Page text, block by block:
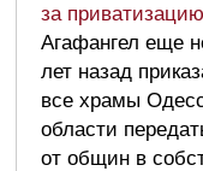
за
Агафангел еще
лет назад
все храмы
области
от общин в